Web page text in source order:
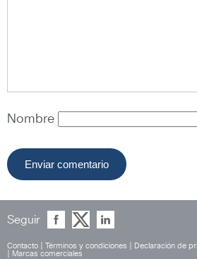
Nombre
Seguir
Contacto Términos y condiciones Declaración de
Marcas comerciales